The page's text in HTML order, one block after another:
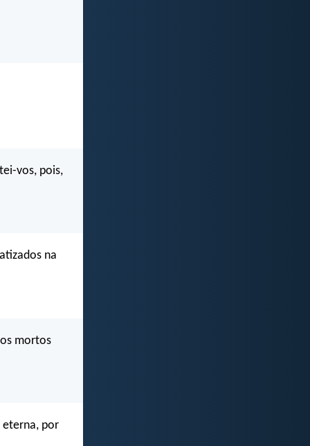
vos, pois,
na
mortos
eterna, por